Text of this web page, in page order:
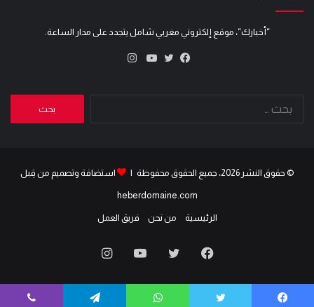
“أخبارك“، موقع إلكتروني مغربي شامل يتجدد على مدار الساعة.
© حقوق النشر 2026، جميع الحقوق محفوظة | استضافة وتصميم من قِبل
heberdomaine.com
الرئيسية من نحن فريق العمل
فيسبوكتويتر يوتيوبانستقرام